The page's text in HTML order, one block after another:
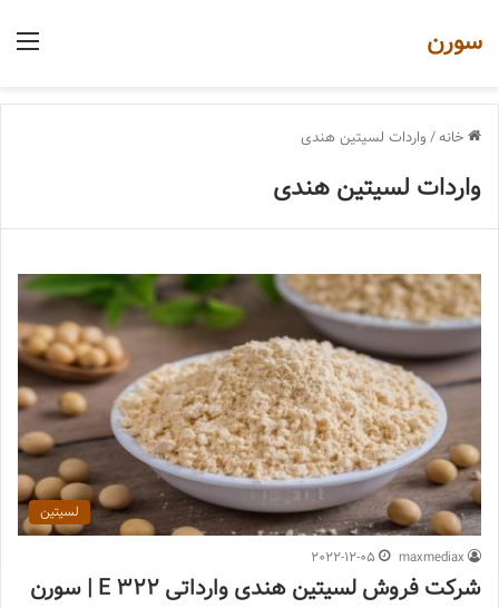
سورن
خانه/ واردات لسیتین هندی
واردات لسیتین هندی
لسیتین
maxmediax
2022-12-05
شرکت فروش لسیتین هندی وارداتی E 322 | سورن